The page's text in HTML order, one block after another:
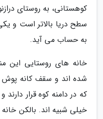
سطح دریا بالاتر است و
به حساب می آید.
خانه های روستایی این
شده اند و سقف کانه پوش
که در دامنه کوه قرار
خیلی شبیه اند. بالکن